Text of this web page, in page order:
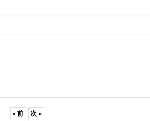
« 前 次 »